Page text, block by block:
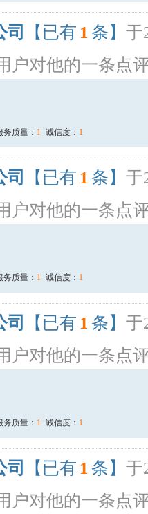
司 【已有 1 条】 于
户对他的一条点
务质量： 1 诚信度： 1
司 【已有 1 条】 于
户对他的一条点
务质量： 1 诚信度： 1
司 【已有 1 条】 于
户对他的一条点
务质量： 1 诚信度： 1
司 【已有 1 条】 于
户对他的一条点